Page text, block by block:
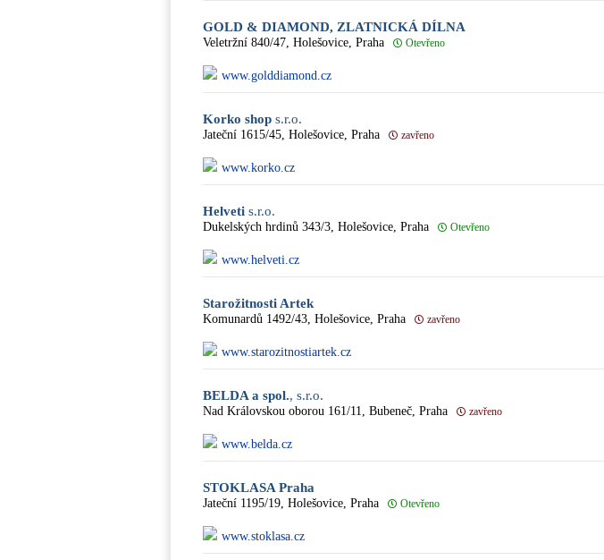
GOLD & DIAMOND, ZLATNICKÁ DÍLNA
Veletržní 840/47, Holešovice, Praha Otevřeno
www.golddiamond.cz
Korko shop s.r.o.
Jateční 1615/45, Holešovice, Praha zavřeno
www.korko.cz
Helveti s.r.o.
Dukelských hrdinů 343/3, Holešovice, Praha Otevřeno
www.helveti.cz
Starožitnosti Artek
Komunardů 1492/43, Holešovice, Praha zavřeno
www.starozitnostiartek.cz
BELDA a spol., s.r.o.
Nad Královskou oborou 161/11, Bubeneč, Praha zavřeno
www.belda.cz
STOKLASA Praha
Jateční 1195/19, Holešovice, Praha Otevřeno
www.stoklasa.cz